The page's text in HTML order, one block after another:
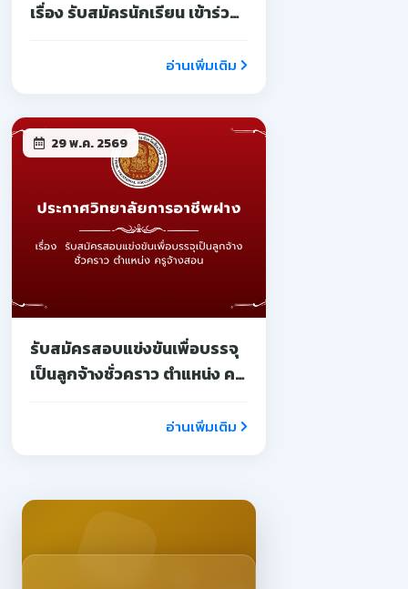
เรื่อง รับสมัครนักเรียน เข้าร่วม
บ่มเพาะผู้ประกอบการอ่านเพิ่มเติม
29 พ.ค. 2569
รับสมัครสอบแข่งขันเพื่อบรรจุ
เป็นลูกจ้างชั่วคราว ตำแหน่ง ครู
อ่านเพิ่มเติม